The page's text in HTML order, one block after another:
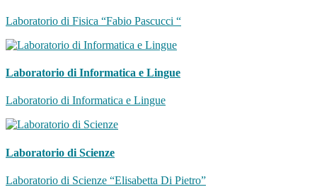
Laboratorio di Fisica “Fabio Pascucci “
Laboratorio di Informatica e Lingue
Laboratorio di Informatica e Lingue
Laboratorio di Scienze
Laboratorio di Scienze “Elisabetta Di Pietro”